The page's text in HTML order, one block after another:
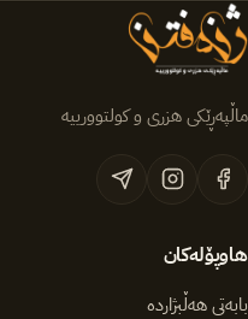
ماڵپەڕێکی هزری و کولتوورییە
هاوپۆلەکان
بابەتی هەڵبژاردە